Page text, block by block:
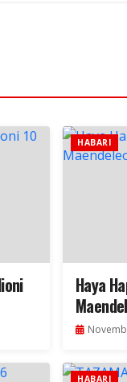
HABARI
Haya
HABARI